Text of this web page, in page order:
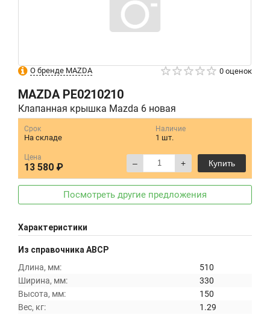
О бренде MAZDA 0 оценок
MAZDA PE0210210
Клапанная крышка Mazda 6 новая
Срок
На складе
Наличие
1 шт.
Цена
13 580 ₽ – + Купить
Посмотреть другие предложения
Характеристики
Из справочника ABCP
Длина, мм:
510
Ширина, мм:
330
Высота, мм:
150
Вес, кг:
1.29